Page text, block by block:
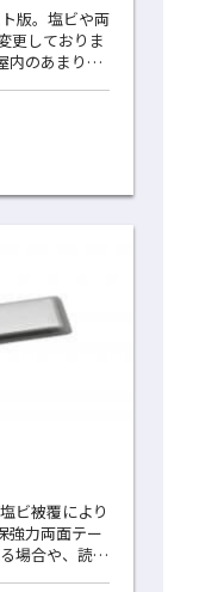
版。塩ビや両
更しておりま
内のあまり厳
ビ被覆により
強力両面テー